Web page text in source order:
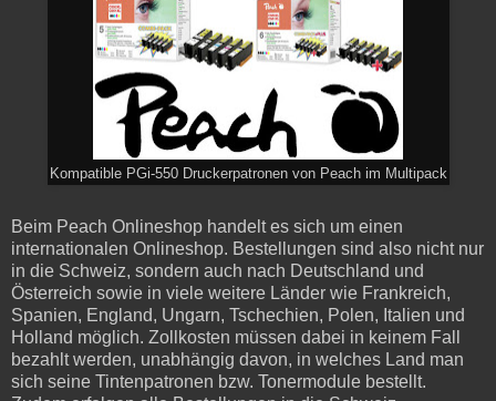
Kompatible PGi-550 Druckerpatronen von Peach im Multipack
Beim Peach Onlineshop handelt es sich um einen
internationalen Onlineshop. Bestellungen sind also nicht nur
in die Schweiz, sondern auch nach Deutschland und
Österreich sowie in viele weitere Länder wie Frankreich,
Spanien, England, Ungarn, Tschechien, Polen, Italien und
Holland möglich. Zollkosten müssen dabei in keinem Fall
bezahlt werden, unabhängig davon, in welches Land man
sich seine Tintenpatronen bzw. Tonermodule bestellt.